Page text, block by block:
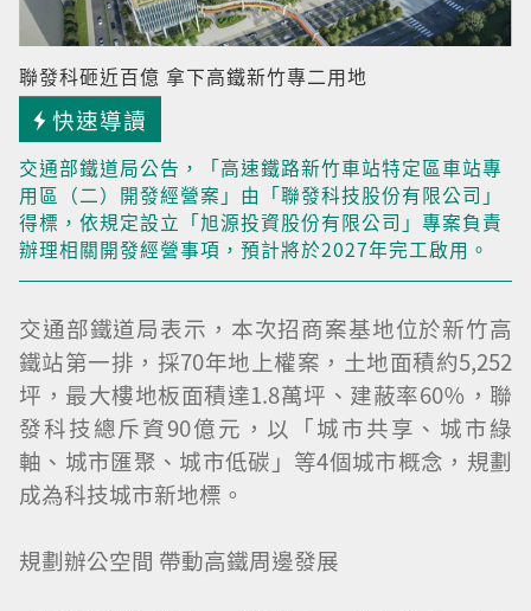
聯發科砸近百億 拿下高鐵新竹專二用地
快速導讀
交通部鐵道局公告，「高速鐵路新竹車站特定區車站專
用區（二）開發經營案」由「聯發科技股份有限公司」
得標，依規定設立「旭源投資股份有限公司」專案負責
辦理相關開發經營事項，預計將於2027年完工啟用。
交通部鐵道局表示，本次招商案基地位於新竹高
鐵站第一排，採70年地上權案，土地面積約5,252
坪，最大樓地板面積達1.8萬坪、建蔽率60％，聯
發科技總斥資90億元，以「城市共享、城市綠
軸、城市匯聚、城市低碳」等4個城市概念，規劃
成為科技城市新地標。
規劃辦公空間 帶動高鐵周邊發展